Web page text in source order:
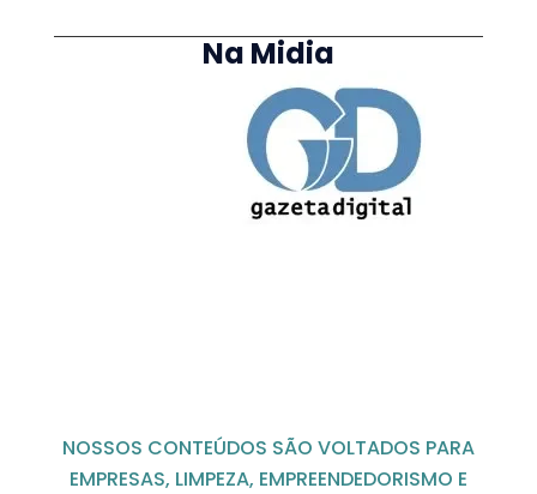
Na Midia
NOSSOS CONTEÚDOS SÃO VOLTADOS PARA
EMPRESAS, LIMPEZA, EMPREENDEDORISMO E